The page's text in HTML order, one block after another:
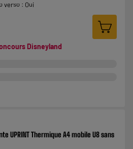
verso : Oui
Disneyland
UPRINT Thermique A4 mobile U8 sans